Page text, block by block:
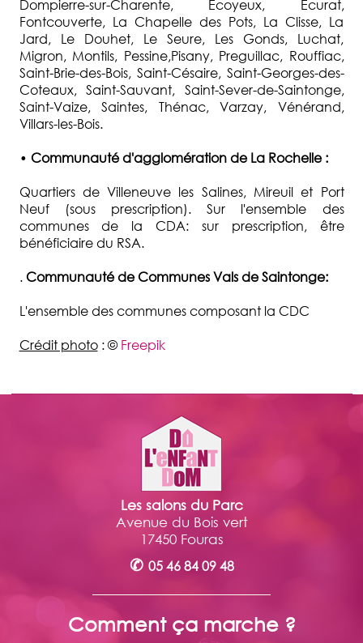
Dompierre-sur-Charente, Ecoyeux, Ecurat,
Fontcouverte, La Chapelle des Pots, La Clisse, La
Jard, Le Douhet, Le Seure, Les Gonds, Luchat,
Migron, Montils, Pessine,Pisany, Preguillac, Rouffiac,
Saint-Brie-des-Bois, Saint-Césaire, Saint-Georges-des-
Coteaux, Saint-Sauvant, Saint-Sever-de-Saintonge,
Saint-Vaize, Saintes, Thénac, Varzay, Vénérand,
Villars-les-Bois.
• Communauté d'agglomération de La Rochelle :
Quartiers de Villeneuve les Salines, Mireuil et Port
Neuf (sous prescription). Sur l'ensemble des
communes de la CDA: sur prescription, être
bénéficiaire du RSA.
.Communauté de Communes Vals de Saintonge:
L'ensemble des communes composant la CDC
Crédit photo: © Freepik
Les salons du Parc
Avenue du Bois vert
17450 Fouras
✆ 05 46 84 09 48
Comment ça marche ?